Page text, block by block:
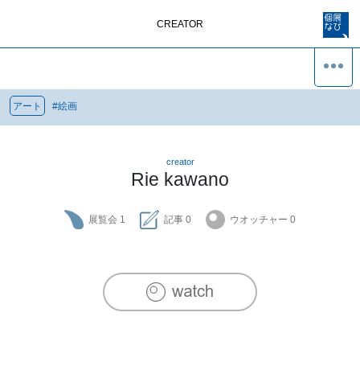
CREATOR
アート #絵画
creator
Rie kawano
展覧会 1 記事 0 ウオッチャー 0